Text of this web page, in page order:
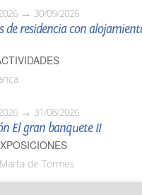
30/09/2026
de residencia con
31/08/2026
El gran banquete II
de Tormes